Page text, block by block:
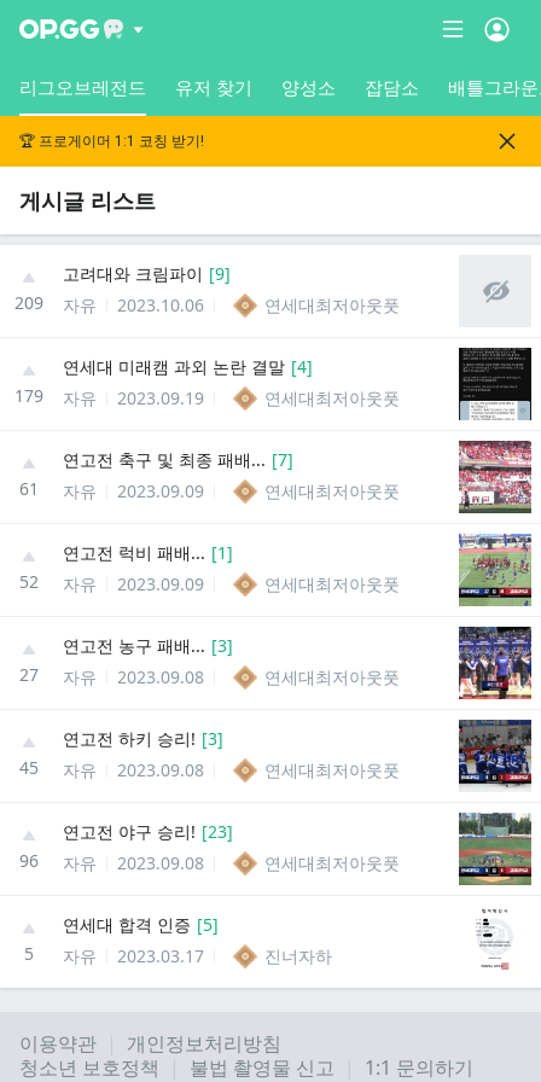
리그오브레전드 유저 찾기 양성소 잡담소 배틀그라
🏆 프로게이머 1:1 코칭 받기!
게시글 리스트
209
고려대와 크림파이 [9]
자유
2023.10.06 연세대최저아웃풋
179
연세대 미래캠 과외 논란 결말 [4]
자유
2023.09.19 연세대최저아웃풋
61
연고전 축구 및 최종 패배... [7]
자유
2023.09.09 연세대최저아웃풋
52
연고전 럭비 패배... [1]
자유
2023.09.09 연세대최저아웃풋
27
연고전 농구 패배... [3]
자유
2023.09.08 연세대최저아웃풋
45
연고전 하키 승리! [3]
자유
2023.09.08 연세대최저아웃풋
96
연고전 야구 승리! [23]
자유
2023.09.08 연세대최저아웃풋
5
연세대 합격 인증 [5]
자유
2023.03.17 진너자하
이용약관
개인정보처리방침
청소년 보호정책
불법 촬영물 신고 1:1 문의하기